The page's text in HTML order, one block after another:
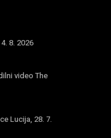
8. 2026
video The
Lucija, 28. 7.